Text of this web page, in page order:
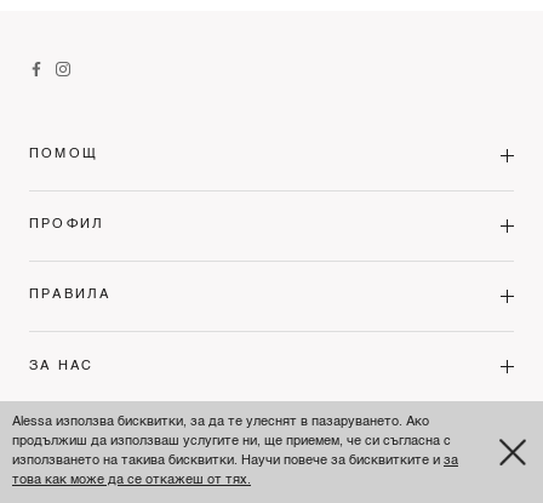
Alessa използва бисквитки, за да те улеснят в пазаруването. Ако
продължиш да използваш услугите ни, ще приемем, че си съгласна с
използването на такива бисквитки. Научи повече за бисквитките и за
това как може да се откажеш от тях.
ПОМОЩ
ПРОФИЛ
ПРАВИЛА
ЗА НАС
BULGARIA'S PREMIUM FASHION LEADER